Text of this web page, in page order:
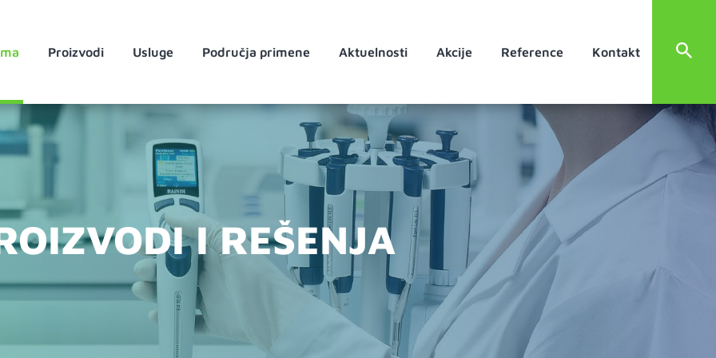
Proizvodi Usluge Područja primene Aktuelnosti Akcije Reference Kontakt
I REŠENJA